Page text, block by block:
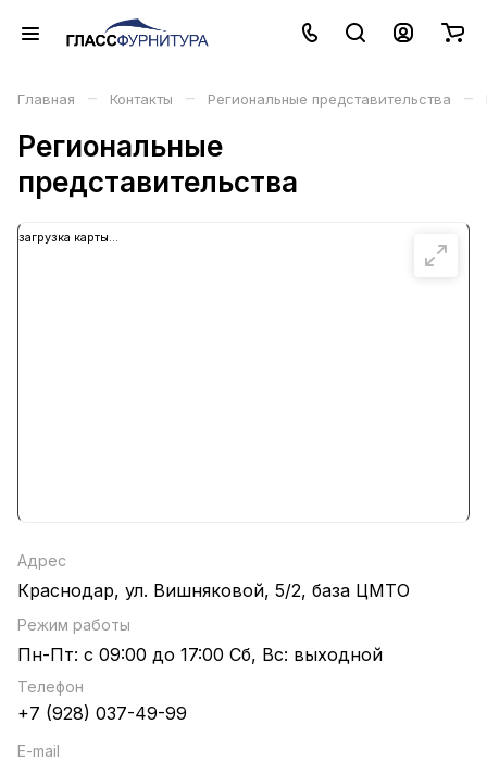
Главная – Контакты – Региональные представительства –
Региональные
представительства
Адрес
Краснодар, ул. Вишняковой, 5/2, база ЦМТО
Режим работы
Пн-Пт: с 09:00 до 17:00 Сб, Вс: выходной
Телефон
+7 (928) 037-49-99
E-mail
загрузка карты...